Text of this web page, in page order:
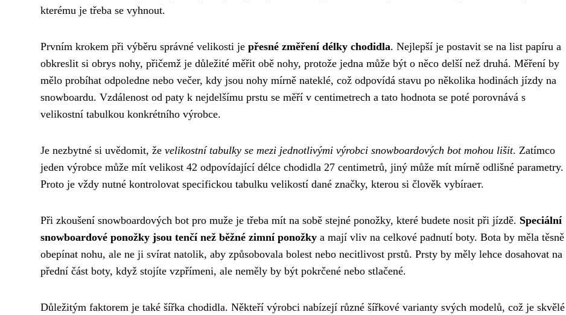
kterému je třeba se vyhnout.
Prvním krokem při výběru správné velikosti je přesné změření délky chodidla. Nejlepší je postavit se na list papíru a
obkreslit si obrys nohy, přičemž je důležité měřit obě nohy, protože jedna může být o něco delší než druhá. Měření by
mělo probíhat odpoledne nebo večer, kdy jsou nohy mírně nateklé, což odpovídá stavu po několika hodinách jízdy na
snowboardu. Vzdálenost od paty k nejdelšímu prstu se měří v centimetrech a tato hodnota se poté porovnává s
velikostní tabulkou konkrétního výrobce.
Je nezbytné si uvědomit, že velikostní tabulky se mezi jednotlivými výrobci snowboardových bot mohou lišit. Zatímco
jeden výrobce může mít velikost 42 odpovídající délce chodidla 27 centimetrů, jiný může mít mírně odlišné parametry.
Proto je vždy nutné kontrolovat specifickou tabulku velikostí dané značky, kterou si člověk vybírает.
Při zkoušení snowboardových bot pro muže je třeba mít na sobě stejné ponožky, které budete nosit při jízdě. Speciální
snowboardové ponožky jsou tenčí než běžné zimní ponožky a mají vliv na celkové padnutí boty. Bota by měla těsně
obepínat nohu, ale ne ji svírat natolik, aby způsobovala bolest nebo necitlivost prstů. Prsty by měly lehce dosahovat na
přední část boty, když stojíte vzpřímeni, ale neměly by být pokrčené nebo stlačené.
Důležitým faktorem je také šířka chodidla. Někteří výrobci nabízejí různé šířkové varianty svých modelů, což je skvělé